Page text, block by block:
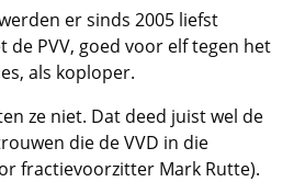
er sinds 2005 liefst
de PVV, goed voor elf tegen het
als koploper.
ze niet. Dat deed juist wel de
die de VVD in die
fractievoorzitter Mark Rutte).